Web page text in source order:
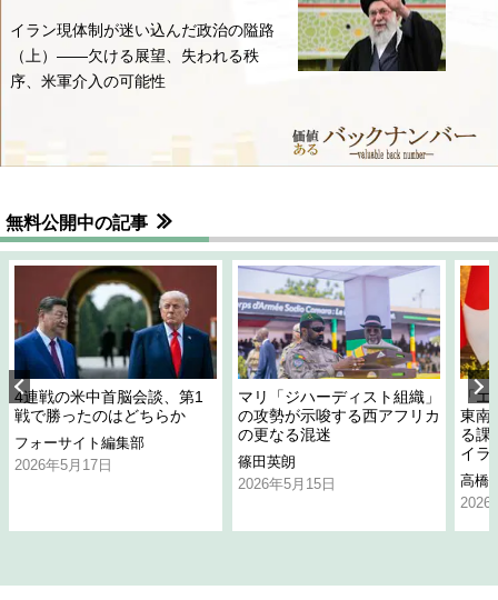
イラン現体制が迷い込んだ政治の隘路
（上）――欠ける展望、失われる秩
序、米軍介入の可能性
無料公開中の記事
4連戦の米中首脳会談、第1
戦で勝ったのはどちらか
フォーサイト編集部
2026年5月17日
マリ「ジハーディスト組織」
の攻勢が示唆する西アフリカ
の更なる混迷
篠田英朗
2026年5月15日
「
東南
る課
イラ
高橋
2026